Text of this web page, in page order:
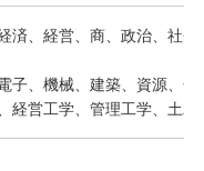
済、経営、商、政治、社会
子、機械、建築、資源、化
経営工学、管理工学、土木